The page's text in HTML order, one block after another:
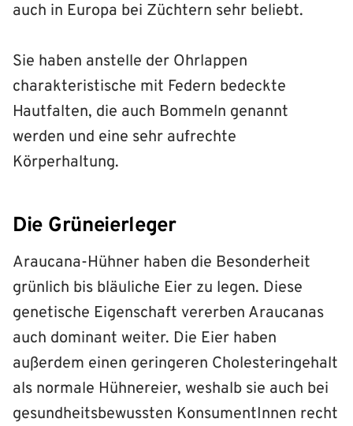
auch in Europa bei Züchtern sehr beliebt.
Sie haben anstelle der Ohrlappen
charakteristische mit Federn bedeckte
Hautfalten, die auch Bommeln genannt
werden und eine sehr aufrechte
Körperhaltung.
Die Grüneierleger
Araucana-Hühner haben die Besonderheit
grünlich bis bläuliche Eier zu legen. Diese
genetische Eigenschaft vererben Araucanas
auch dominant weiter. Die Eier haben
außerdem einen geringeren Cholesteringehalt
als normale Hühnereier, weshalb sie auch bei
gesundheitsbewussten KonsumentInnen recht